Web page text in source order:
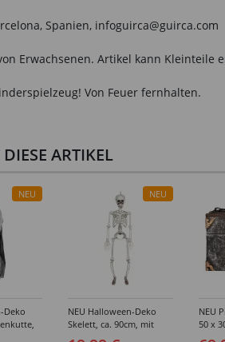
Spanien, infoguirca@guirca.com
Erwachsenen. Artikel kann
Von Feuer fernhalten.
ARTIKEL
NEU
Deko
NEU
NEU Halloween-Deko
Skelett, ca. 90cm, mit
beweglichen Gliedern
NEU
50 x